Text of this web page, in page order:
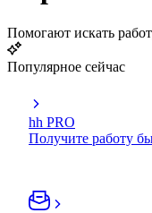
Помогают искать
Популярное сейчас
hh PRO
Получите работу